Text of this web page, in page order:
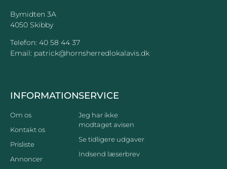
Bymidten 3A
4050 Skibby
Telefon: 40 58 44 37
Email: patrick@hornsherredlokalavis.dk
INFORMATION
Om os
Kontakt os
Prisliste
Annoncer
SERVICE
Jeg har ikke
modtaget avisen
Se tidligere udgaver
Indsend læserbrev